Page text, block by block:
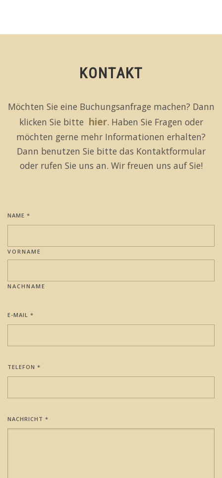
KONTAKT
Möchten Sie eine Buchungsanfrage machen? Dann
klicken Sie bitte hier. Haben Sie Fragen oder
möchten gerne mehr Informationen erhalten?
Dann benutzen Sie bitte das Kontaktformular
oder rufen Sie uns an. Wir freuen uns auf Sie!
NAME *
VORNAME
NACHNAME
E-MAIL *
TELEFON *
NACHRICHT *